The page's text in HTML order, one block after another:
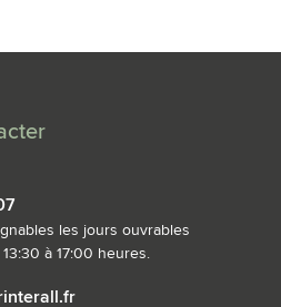
les jours ouvrables
à 17:00 heures.